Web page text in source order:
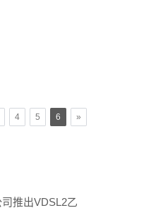
4 5 6 »
推出VDSL2乙